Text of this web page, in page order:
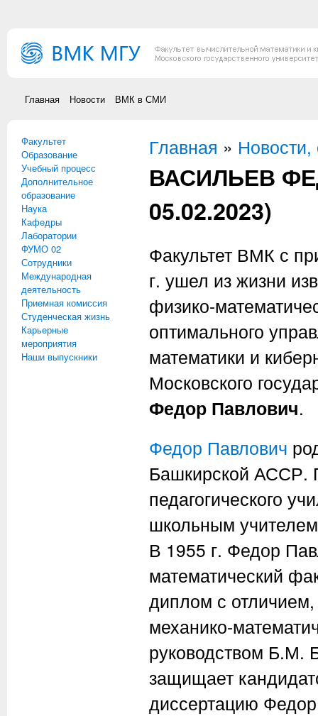
Главная Новости ВМК в СМИ
Факультет
Образование
Учебный процесс
Дополнительное
образование
Наука
Кафедры
Лаборатории
ФУМО 02
Сотрудники
Международная
деятельность
Приемная комиссия
Студенческая жизнь
Карьерные
мероприятия
Наши выпускники
Вы здесь
Главная »
ВАСИЛЬЕВ
05.02.2023)
Факультет ВМК с
г. ушел из жизни
физико-
оптимального
математики и
Московского
Федор Павлович.
Федор Павлович
Башкирской АССР.
педагогического
школьным
В 1955 г. Федор
математический
диплом с отличием,
механико-
руководством Б.М.
защищает
диссертацию